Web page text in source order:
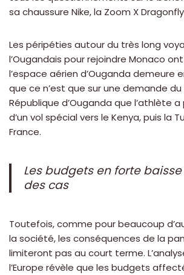
sa chaussure Nike, la Zoom X
Les péripéties autour du très long
l’Ougandais pour rejoindre Monaco
l’espace aérien d’Ouganda demeure
que ce n’est que sur une demande
République d’Ouganda que l’athlète
d’un vol spécial vers le Kenya, puis la
France.
Les budgets en forte baisse
des cas
Toutefois, comme pour beaucoup
la société, les conséquences de la
limiteront pas au court terme.
l’Europe révèle que les budgets